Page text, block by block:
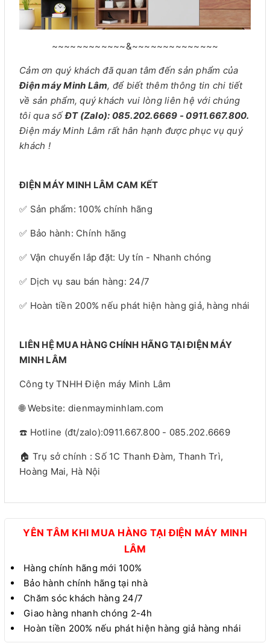
~~~~~~~~~~~~&~~~~~~~~~~~~~~
Cảm ơn quý khách đã quan tâm đến sản phẩm của
Điện máy Minh Lâm, để biết thêm thông tin chi tiết
về sản phẩm, quý khách vui lòng liên hệ với chúng
tôi qua sốĐT (Zalo): 085.202.6669 - 0911.667.800.
Điện máy Minh Lâm rất hân hạnh được phục vụ quý
khách !
ĐIỆN MÁY MINH LÂM CAM KẾT
✅ Sản phẩm: 100% chính hãng
✅ Bảo hành: Chính hãng
✅ Vận chuyển lắp đặt: Uy tín - Nhanh chóng
✅ Dịch vụ sau bán hàng: 24/7
✅ Hoàn tiền 200% nếu phát hiện hàng giả, hàng nhái
LIÊN HỆ MUA HÀNG CHÍNH HÃNG TẠI ĐIỆN MÁY
MINH LÂM
Công ty TNHH Điện máy Minh Lâm
🌐 Website: dienmayminhlam.com
☎️ Hotline (đt/zalo):0911.667.800 - 085.202.6669
🏠 Trụ sở chính : Số 1C Thanh Đàm, Thanh Trì,
Hoàng Mai, Hà Nội
YÊN TÂM KHI MUA HÀNG TẠI ĐIỆN MÁY MINH
LÂM
Hàng chính hãng mới 100%
Bảo hành chính hãng tại nhà
Chăm sóc khách hàng 24/7
Giao hàng nhanh chóng 2-4h
Hoàn tiền 200% nếu phát hiện hàng giả hàng nhái